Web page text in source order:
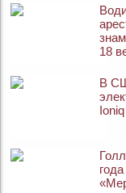
18
В